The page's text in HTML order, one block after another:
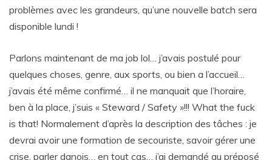
problèmes avec les grandeurs, qu’une nouvelle batch sera
disponible lundi !
Parlons maintenant de ma job lol… j’avais postulé pour
quelques choses, genre, aux sports, ou bien a l’accueil…
j’avais été même confirmé… il ne manquait que l’horaire,
ben à la place, j’suis « Steward / Safety »!!! What the fuck
is that! Normalement d’après la description des tâches : je
devrai avoir une formation de secouriste, savoir gérer une
crise, parler danois… en tout cas… j’ai demandé au préposé